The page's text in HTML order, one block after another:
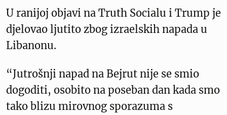
U ranijoj objavi na Truth Socialu i Trump je
djelovao ljutito zbog izraelskih napada u
Libanonu.
“Jutrošnji napad na Bejrut nije se smio
dogoditi, osobito na poseban dan kada smo
tako blizu mirovnog sporazuma s